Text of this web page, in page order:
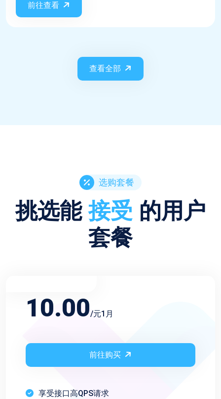
最右、皮皮搞笑、vue blog、全民小视频、轻视频、UC
前往查看
查看全部
选购套餐
挑选能接受 的用户
套餐
10.00/元1月
前往购买
享受接口高QPS请求